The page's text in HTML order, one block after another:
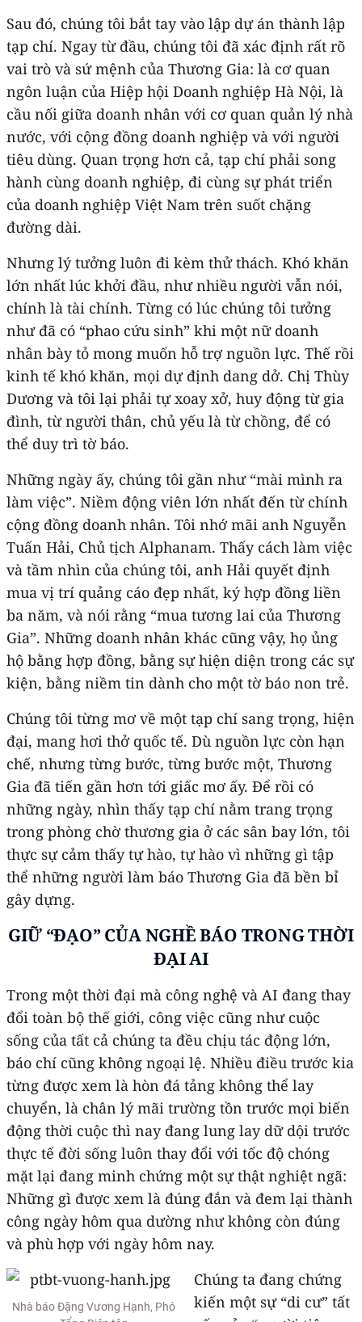
Sau đó, chúng tôi bắt tay vào lập dự án thành lập
tạp chí. Ngay từ đầu, chúng tôi đã xác định rất rõ
vai trò và sứ mệnh của Thương Gia: là cơ quan
ngôn luận của Hiệp hội Doanh nghiệp Hà Nội, là
cầu nối giữa doanh nhân với cơ quan quản lý nhà
nước, với cộng đồng doanh nghiệp và với người
tiêu dùng. Quan trọng hơn cả, tạp chí phải song
hành cùng doanh nghiệp, đi cùng sự phát triển
của doanh nghiệp Việt Nam trên suốt chặng
đường dài.
Nhưng lý tưởng luôn đi kèm thử thách. Khó khăn
lớn nhất lúc khởi đầu, như nhiều người vẫn nói,
chính là tài chính. Từng có lúc chúng tôi tưởng
như đã có “phao cứu sinh” khi một nữ doanh
nhân bày tỏ mong muốn hỗ trợ nguồn lực. Thế rồi
kinh tế khó khăn, mọi dự định dang dở. Chị Thùy
Dương và tôi lại phải tự xoay xở, huy động từ gia
đình, từ người thân, chủ yếu là từ chồng, để có
thể duy trì tờ báo.
Những ngày ấy, chúng tôi gần như “mài mình ra
làm việc”. Niềm động viên lớn nhất đến từ chính
cộng đồng doanh nhân. Tôi nhớ mãi anh Nguyễn
Tuấn Hải, Chủ tịch Alphanam. Thấy cách làm việc
và tầm nhìn của chúng tôi, anh Hải quyết định
mua vị trí quảng cáo đẹp nhất, ký hợp đồng liền
ba năm, và nói rằng “mua tương lai của Thương
Gia”. Những doanh nhân khác cũng vậy, họ ủng
hộ bằng hợp đồng, bằng sự hiện diện trong các sự
kiện, bằng niềm tin dành cho một tờ báo non trẻ.
Chúng tôi từng mơ về một tạp chí sang trọng, hiện
đại, mang hơi thở quốc tế. Dù nguồn lực còn hạn
chế, nhưng từng bước, từng bước một, Thương
Gia đã tiến gần hơn tới giấc mơ ấy. Để rồi có
những ngày, nhìn thấy tạp chí nằm trang trọng
trong phòng chờ thương gia ở các sân bay lớn, tôi
thực sự cảm thấy tự hào, tự hào vì những gì tập
thể những người làm báo Thương Gia đã bền bỉ
gây dựng.
GIỮ “ĐẠO” CỦA NGHỀ BÁO TRONG THỜI
ĐẠI AI
Trong một thời đại mà công nghệ và AI đang thay
đổi toàn bộ thế giới, công việc cũng như cuộc
sống của tất cả chúng ta đều chịu tác động lớn,
báo chí cũng không ngoại lệ. Nhiều điều trước kia
từng được xem là hòn đá tảng không thể lay
chuyển, là chân lý mãi trường tồn trước mọi biến
động thời cuộc thì nay đang lung lay dữ dội trước
thực tế đời sống luôn thay đổi với tốc độ chóng
mặt lại đang minh chứng một sự thật nghiệt ngã:
Những gì được xem là đúng đắn và đem lại thành
công ngày hôm qua dường như không còn đúng
và phù hợp với ngày hôm nay.
Nhà báo Đặng Vương Hạnh, Phó
Chúng ta đang chứng
kiến một sự “di cư” tất